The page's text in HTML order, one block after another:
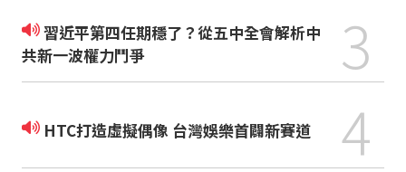
習近平第四任期穩了？從五中全會解析中
共新一波權力鬥爭
3
HTC打造虛擬偶像 台灣娛樂首闢新賽道 4